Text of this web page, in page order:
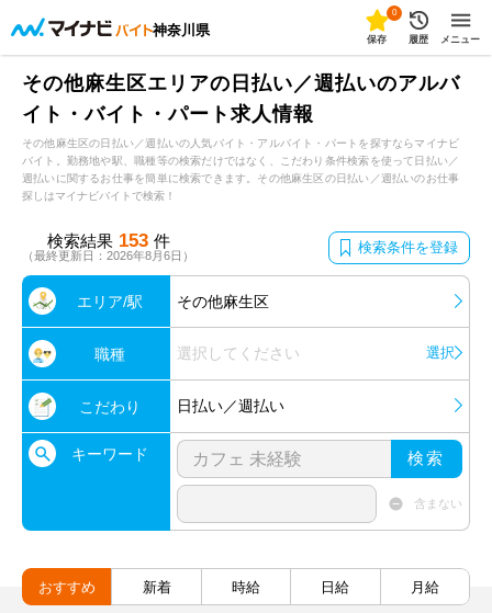
神奈川県
0
保存 履歴 メニュー
その他麻生区エリアの日払い／週払いのアルバ
イト・バイト・パート求人情報
その他麻生区の日払い／週払いの人気バイト・アルバイト・パートを探すならマイナビ
バイト。勤務地や駅、職種等の検索だけではなく、こだわり条件検索を使って日払い／
週払いに関するお仕事を簡単に検索できます。その他麻生区の日払い／週払いのお仕事
探しはマイナビバイトで検索！
検索結果 153 件
（最終更新日：2026年8月6日） 検索条件を登録
エリア/駅 その他麻生区
職種 選択してください 選択
こだわり 日払い／週払い
キーワード 検索
含まない
おすすめ 新着 時給 日給 月給